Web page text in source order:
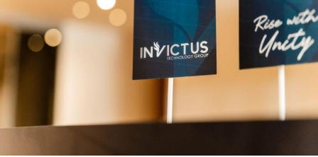
Primjer mostarskog CodeHuba pokazuje da
coworking prostori mogu uspješno djelovati i u
regijama koje nisu urbani centri, ali zahtijeva
podršku i ulaganja koja će omogućiti dugoročnu
održivost ovakvih inicijativa.